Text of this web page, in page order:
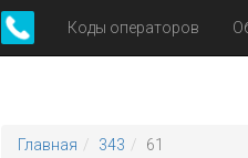
Коды операторов
Главная 343 61